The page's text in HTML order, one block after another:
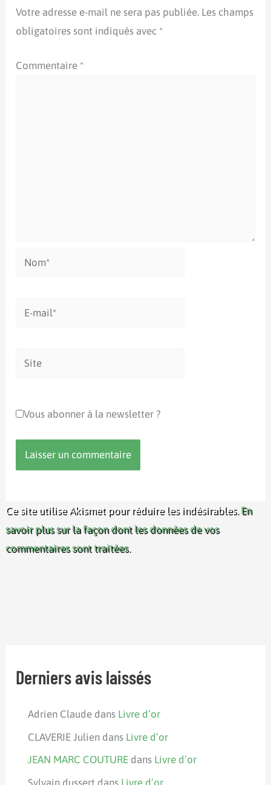
Votre adresse e-mail ne sera pas publiée. Les champs
obligatoires sont indiqués avec *
Commentaire *
Nom*
Site
Vous abonner à la newsletter ?
Ce site utilise Akismet pour réduire les indésirables. En
savoir plus sur la façon dont les données de vos
commentaires sont traitées.
Derniers avis laissés
Adrien Claude dans Livre d’or
CLAVERIE Julien dans Livre d’or
JEAN MARC COUTURE dans Livre d’or